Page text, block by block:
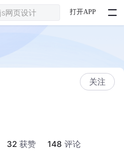
打开APP
关注
32 获赞 148 评论